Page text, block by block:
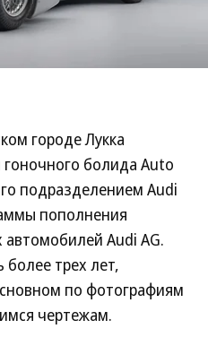
городе Лукка
гоночного болида Auto
подразделением Audi
пополнения
автомобилей Audi AG.
трех лет,
по фотографиям
чертежам.